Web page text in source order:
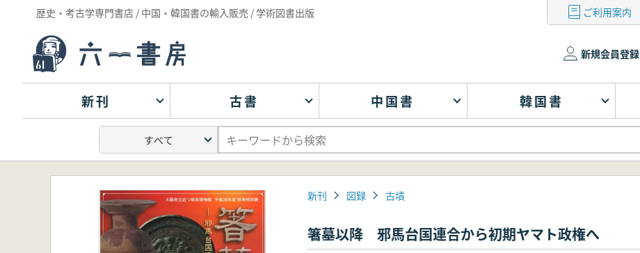
歴史・考古学専門書店 / 中国・韓国書の輸入販売 / 学術図書出版 ご利用案内
新規会員登録
新刊 古書 中国書 韓国書
新刊 図録 古墳
箸墓以降 邪馬台国連合から初期ヤマト政権へ